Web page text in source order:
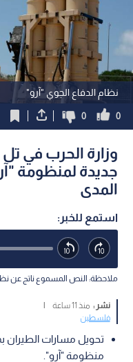
نظام الدفاع الجوي "آرو"
0
0
وزارة الحرب في
جديدة لمنظومة
المدى
استمع للخبر:
ملاحظة: النص المسموع ناتج عن
نشر : منذ 11 ساعة
|
فلسطين
تحويل مسارات الطيران
منظومة "آرو".